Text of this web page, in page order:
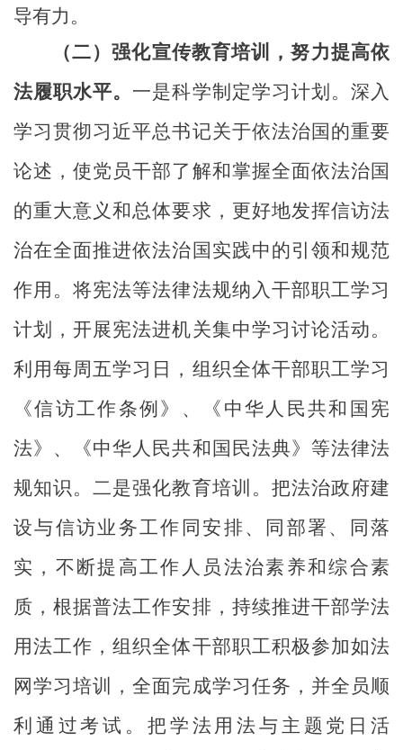
导有力。
（二）强化宣传教育培训，努力提高依
法履职水平。 一是科学制定学习计划 。深入
学习贯彻习近平总书记关于依法治国的重要
论述，使党员干部了解和掌握全面依法治国
的重大意义和总体要求，更好地发挥信访法
治在全面推进依法治 国 实践中的引领和规范
作用。将宪法等法律法规纳入干部职工学习
计划，开展宪法进机关集中学习讨论活动。
利用每周五学习日，组织全体干部职工学习
《信访工作条例 》 、
《中华人民共和国宪
法》、《中华人民共和国民法典》 等法律法
规知识 。二是强化教育培训。 把法治政府建
设与信访业务工作同安排、同部署、同落
实，不断提高工作人员法治素养和综合素
质，根据普法工作安排，持续推进干部学法
用法工作，组织全体干部职工积极参加如法
网学习培训，全面完成学习任务，并全员顺
利通过考试。把学法用法与主题党日活